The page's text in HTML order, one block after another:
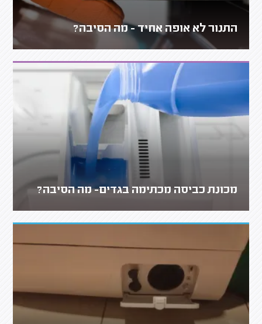
התנור לא אופה אחיד - מה הסיבה?
מכונת כביסה מכתימה בגדים- מה הסיבה?